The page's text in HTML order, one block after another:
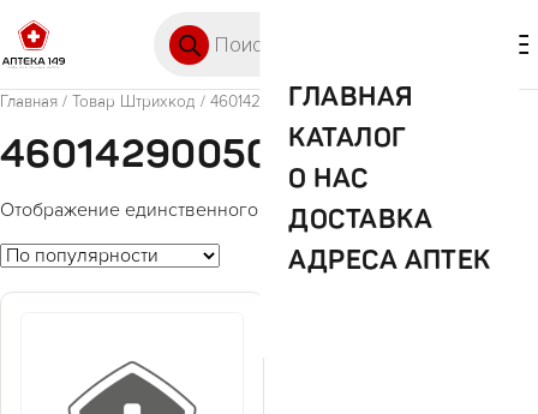
ГЛАВНАЯ
КАТАЛОГ
О НАС
ДОСТАВКА
АДРЕСА АПТЕК
Главная / Товар Штрихкод / 4601429005070
4601429005070
Отображение единственного товара